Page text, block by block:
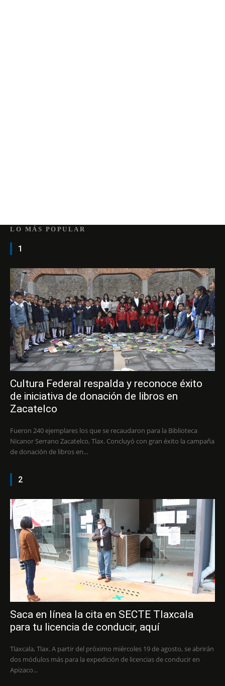
LO MÁS POPULAR
1
Cultura Federal respalda y reconoce éxito
de iniciativa de donación de libros en
Zacatelco
Fueron 240 ejemplares los que se recaudaron para la Biblioteca
Nicanor Serrano Zacatelco, Tlax. Concluyó con gran éxito la campaña
de donación de libros en...
2
Saca en línea la cita en SECTE Tlaxcala
para tu licencia de conducir, aquí
Tlaxcala, Tlax. A partir del próximo miércoles 19 de agosto, se abrirán
dos módulos más para la expedición de licencias de conducir en
Apizaco...